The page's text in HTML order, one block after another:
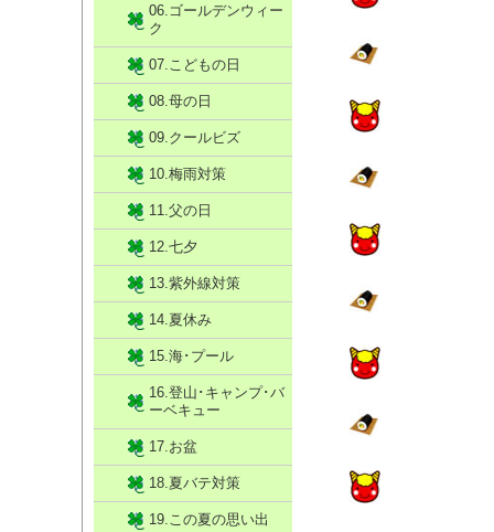
06.ゴールデンウィー
ク
07.こどもの日
08.母の日
09.クールビズ
10.梅雨対策
11.父の日
12.七夕
13.紫外線対策
14.夏休み
15.海･プール
16.登山･キャンプ･バ
ーベキュー
17.お盆
18.夏バテ対策
19.この夏の思い出